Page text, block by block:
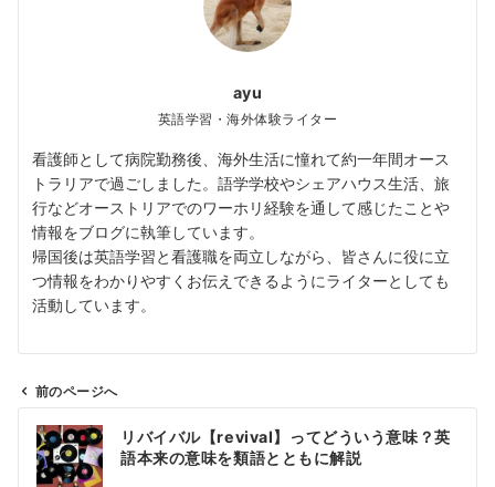
ayu
英語学習・海外体験ライター
看護師として病院勤務後、海外生活に憧れて約一年間オース
トラリアで過ごしました。語学学校やシェアハウス生活、旅
行などオーストリアでのワーホリ経験を通して感じたことや
情報をブログに執筆しています。
帰国後は英語学習と看護職を両立しながら、皆さんに役に立
つ情報をわかりやすくお伝えできるようにライターとしても
活動しています。
前のページへ
リバイバル【revival】ってどういう意味？英
語本来の意味を類語とともに解説